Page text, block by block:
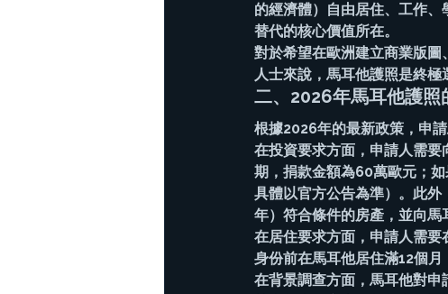
的經濟體）自由居住、工作
替代的核心價值所在。
對於希望在歐洲建立商業版
人士來說，馬耳他護照是終極
二、2026年馬耳他護照
根據2026年的最新政策，申
在投資要求方面，申請人需
期，捐款金額為60萬歐元；
具體以官方公告為準）。此
年）符合條件的房產，並向馬
在居住要求方面，申請人需
身份前在馬耳他居住滿12個月
在背景調查方面，馬耳他對